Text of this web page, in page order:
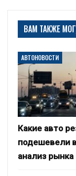
ВАМ ТАКЖЕ
АВТОНОВОСТИ
Какие авто
подешевели
анализ рынка